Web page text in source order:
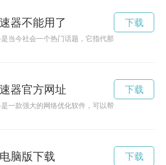
器不能用了
当今社会一个热门话题，它指代那些破坏婚姻关
下载
器官方网址
一款强大的网络优化软件，可以帮助你游戏更加
下载
脑版下载 下载